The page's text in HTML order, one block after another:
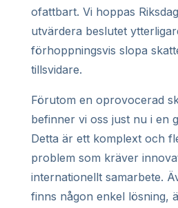
ofattbart. Vi hoppas
utvärdera beslutet
förhoppningsvis slopa
tillsvidare.
Förutom en oprovocerad
befinner vi oss just nu i en
Detta är ett komplext och
problem som kräver
internationellt samarbete.
finns någon enkel lösning,